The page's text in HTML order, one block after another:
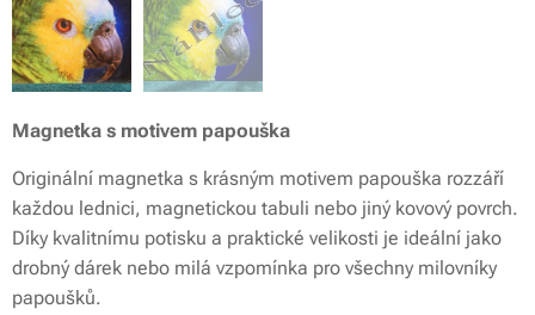
Magnetka s motivem papouška
Originální magnetka s krásným motivem papouška rozzáří
každou lednici, magnetickou tabuli nebo jiný kovový povrch.
Díky kvalitnímu potisku a praktické velikosti je ideální jako
drobný dárek nebo milá vzpomínka pro všechny milovníky
papoušků.